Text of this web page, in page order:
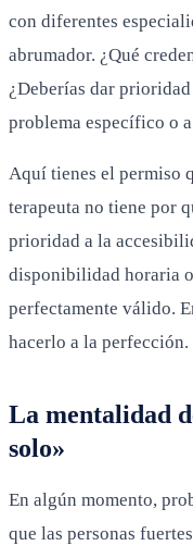
con diferentes
abrumador. ¿Qué
¿Deberías dar
problema específico o
Aquí tienes el permiso
terapeuta no tiene por
prioridad a la
disponibilidad horaria
perfectamente válido.
hacerlo a la perfección.
La mentalidad
solo»
En algún momento,
que las personas